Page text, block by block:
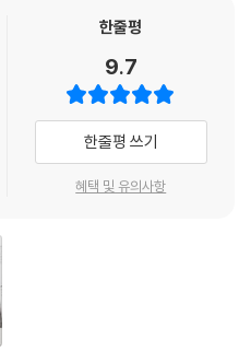
되고 도시 밖에 주차를 하는 시대
가들은 이미 주차장을 공원화하는
형태를 완전히 뒤바꿀 것이다. 자동
것은 물론이다. 보험사와 정비소
망이다. 의료 진단이 대표적인 예
있게 되면서 더욱 정확해질 것이다.
판단이 결합된 경우 0.995라는 거
공지능이 힘을 합쳤을 때 더 나은 수
트워크가 동일한 자료를 서로 다른
한줄평
9.7
한줄평 쓰기
혜택 및 유의사항